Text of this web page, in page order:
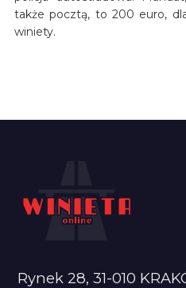
także pocztą, to 200 euro,
winiety.
Rynek 28, 31-010